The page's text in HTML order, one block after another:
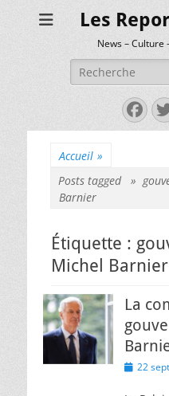
Les
News – Culture
Rechercher :
Accueil »
Posts tagged »
Barnier
Étiquette :
Michel Barnier
La
Posted
22